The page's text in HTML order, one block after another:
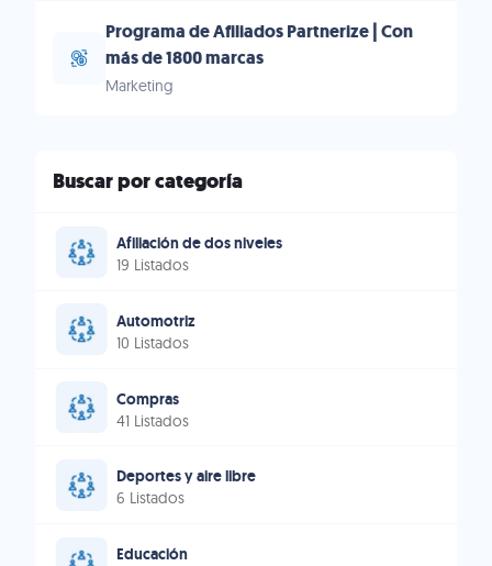
Programa de Afiliados Partnerize | Con
más de 1800 marcas
Marketing
Buscar por categoría
Afiliación de dos niveles
19 Listados
Automotriz
10 Listados
Compras
41 Listados
Deportes y aire libre
6 Listados
Educación